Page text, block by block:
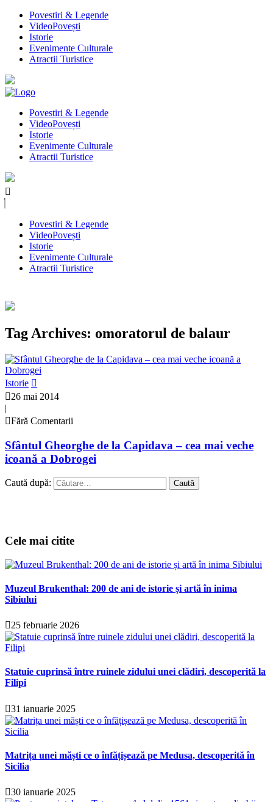
Povestiri & Legende
VideoPovești
Istorie
Evenimente Culturale
Atractii Turistice
Povestiri & Legende
VideoPovești
Istorie
Evenimente Culturale
Atractii Turistice
Povestiri & Legende
VideoPovești
Istorie
Evenimente Culturale
Atractii Turistice
Tag Archives: omoratorul de balaur
Istorie
26 mai 2014
|
Fără Comentarii
Sfântul Gheorghe de la Capidava – cea mai veche
icoană a Dobrogei
Caută după:
Cele mai citite
Muzeul Brukenthal: 200 de ani de istorie și artă în inima
Sibiului
25 februarie 2026
Statuie cuprinsă între ruinele zidului unei clădiri, descoperită la
Filipi
31 ianuarie 2025
Matrița unei măști ce o înfățișează pe Medusa, descoperită în
Sicilia
30 ianuarie 2025